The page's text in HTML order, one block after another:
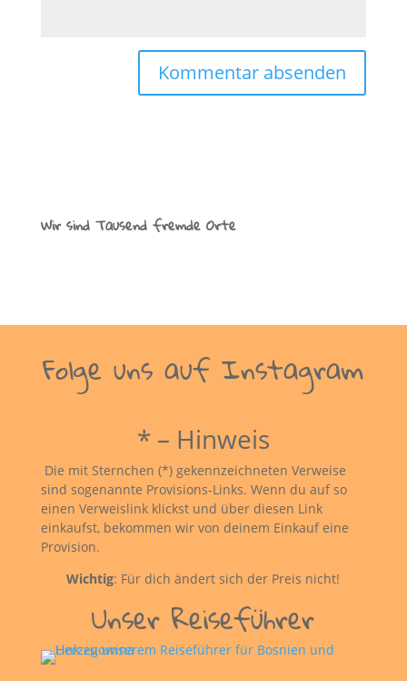
Wir sind Tausend fremde Orte
Folge uns auf Instagram
* – Hinweis
Die mit Sternchen (*) gekennzeichneten Verweise
sind sogenannte Provisions-Links. Wenn du auf so
einen Verweislink klickst und über diesen Link
einkaufst, bekommen wir von deinem Einkauf eine
Provision.
Wichtig: Für dich ändert sich der Preis nicht!
Unser Reiseführer